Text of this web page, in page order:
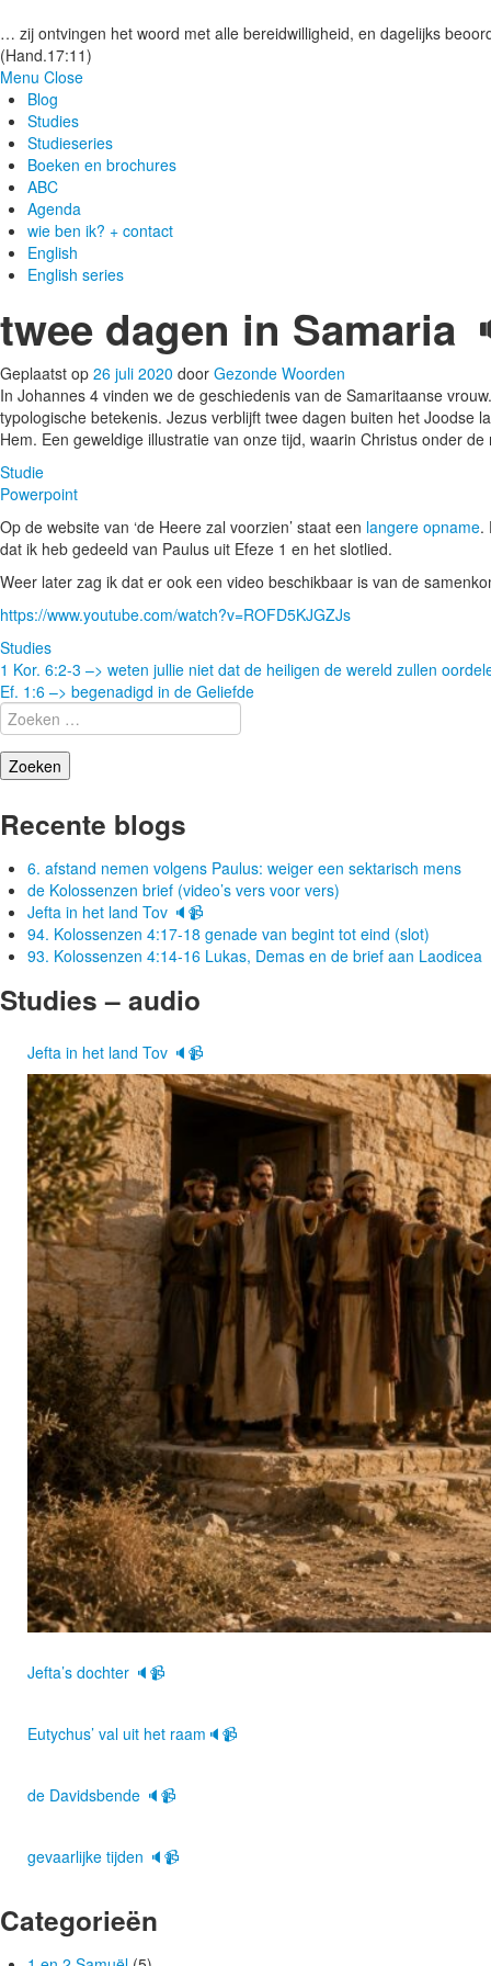
… zij ontvingen het woord met alle bereidwilligheid, en dagelijks
(Hand.17:11)
Menu Close
Blog
Studies
Studieseries
Boeken en brochures
ABC
Agenda
wie ben ik? + contact
English
English series
twee dagen in Samaria
Geplaatst op 26 juli 2020 door Gezonde Woorden
In Johannes 4 vinden we de geschiedenis van de Samaritaanse
typologische betekenis. Jezus verblijft twee dagen buiten het Joodse
Hem. Een geweldige illustratie van onze tijd, waarin Christus onder de
Studie
Powerpoint
Op de website van ‘de Heere zal voorzien’ staat een langere opname.
dat ik heb gedeeld van Paulus uit Efeze 1 en het slotlied.
Weer later zag ik dat er ook een video beschikbaar is van de
https://www.youtube.com/watch?v=ROFD5KJGZJs
Studies
Berichtnavigatie
1 Kor. 6:2-3 –> weten jullie niet dat de heiligen de wereld zullen
Ef. 1:6 –> begenadigd in de Geliefde
Zoeken
naar:
Recente blogs
6. afstand nemen volgens Paulus: weiger een sektarisch mens
de Kolossenzen brief (video’s vers voor vers)
Jefta in het land Tov 🔈📹
94. Kolossenzen 4:17-18 genade van begint tot eind (slot)
93. Kolossenzen 4:14-16 Lukas, Demas en de brief aan Laodicea
Studies – audio
Jefta in het land Tov 🔈📹
Jefta’s dochter 🔈📹
Eutychus’ val uit het raam🔈📹
de Davidsbende 🔈📹
gevaarlijke tijden 🔈📹
Categorieën